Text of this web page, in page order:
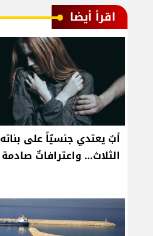
اقرأ أيضا
أبٌ يعتدي جنسيّاً على بناته
الثلاث… واعترافاتٌ صادمة